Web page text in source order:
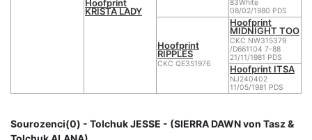
Hoofprint
KRISTA LADY
83White
08/02/1980 PDS
Hoofprint
RIPPLES
CKC QE351976
Hoofprint
MIDNIGHT TOO
CKC NW315379
/D661104 7-88
21/11/1981 PDS
Hoofprint ITSA
NJ240402
11/05/1981 PDS
Sourozenci(0) - Tolchuk JESSE - (SIERRA DAWN von Tasz &